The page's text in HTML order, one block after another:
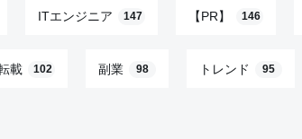
ITエンジニア 147 【PR】 146
載 102 副業 98 トレンド 95